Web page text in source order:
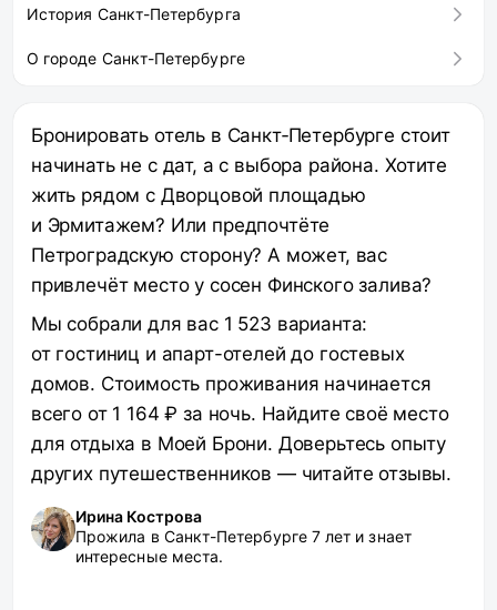
История Санкт-Петербурга
О городе Санкт-Петербурге
Бронировать отель в Санкт‑Петербурге стоит
начинать не с дат, а с выбора района. Хотите
жить рядом с Дворцовой площадью
и Эрмитажем? Или предпочтёте
Петроградскую сторону? А может, вас
привлечёт место у сосен Финского залива?
Мы собрали для вас 1 523 варианта:
от гостиниц и апарт-отелей до гостевых
домов. Стоимость проживания начинается
всего от 1 164 ₽ за ночь. Найдите своё место
для отдыха в Моей Брони. Доверьтесь опыту
других путешественников — читайте отзывы.
Ирина Кострова
Прожила в Санкт-Петербурге 7 лет и знает
интересные места.